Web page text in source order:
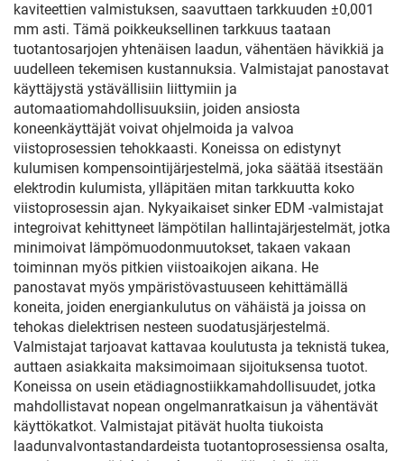
kaviteettien valmistuksen, saavuttaen tarkkuuden ±0,001
mm asti. Tämä poikkeuksellinen tarkkuus taataan
tuotantosarjojen yhtenäisen laadun, vähentäen hävikkiä ja
uudelleen tekemisen kustannuksia. Valmistajat panostavat
käyttäjystä ystävällisiin liittymiin ja
automaatiomahdollisuuksiin, joiden ansiosta
koneenkäyttäjät voivat ohjelmoida ja valvoa
viistoprosessien tehokkaasti. Koneissa on edistynyt
kulumisen kompensointijärjestelmä, joka säätää itsestään
elektrodin kulumista, ylläpitäen mitan tarkkuutta koko
viistoprosessin ajan. Nykyaikaiset sinker EDM -valmistajat
integroivat kehittyneet lämpötilan hallintajärjestelmät, jotka
minimoivat lämpömuodonmuutokset, takaen vakaan
toiminnan myös pitkien viistoaikojen aikana. He
panostavat myös ympäristövastuuseen kehittämällä
koneita, joiden energiankulutus on vähäistä ja joissa on
tehokas dielektrisen nesteen suodatusjärjestelmä.
Valmistajat tarjoavat kattavaa koulutusta ja teknistä tukea,
auttaen asiakkaita maksimoimaan sijoituksensa tuotot.
Koneissa on usein etädiagnostiikkamahdollisuudet, jotka
mahdollistavat nopean ongelmanratkaisun ja vähentävät
käyttökatkot. Valmistajat pitävät huolta tiukoista
laadunvalvontastandardeista tuotantoprosessiensa osalta,